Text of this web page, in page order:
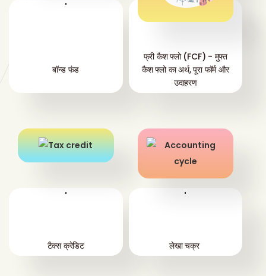
'
बॉन्ड फंड
'
फ्री कैश फ्लो (FCF) - मुफ्त
कैश फ्लो का अर्थ, पूरा फॉर्म और
उदाहरण
'
टैक्स क्रेडिट
'
लेखा चक्र